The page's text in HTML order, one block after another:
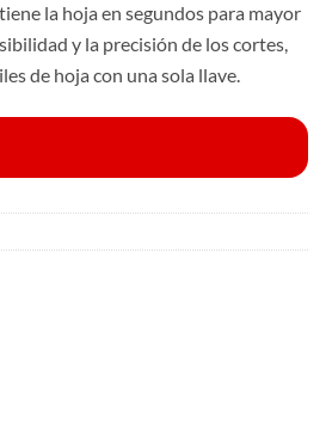
la hoja en segundos para mayor
y la precisión de los cortes,
de hoja con una sola llave.